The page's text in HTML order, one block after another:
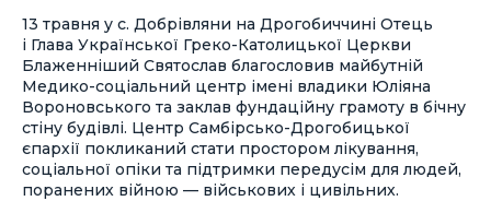
13 травня у с. Добрівляни на Дрогобиччині Отець
і Глава Української Греко-Католицької Церкви
Блаженніший Святослав благословив майбутній
Медико-соціальний центр імені владики Юліяна
Вороновського та заклав фундаційну грамоту в бічну
стіну будівлі. Центр Самбірсько-Дрогобицької
єпархії покликаний стати простором лікування,
соціальної опіки та підтримки передусім для людей,
поранених війною — військових і цивільних.